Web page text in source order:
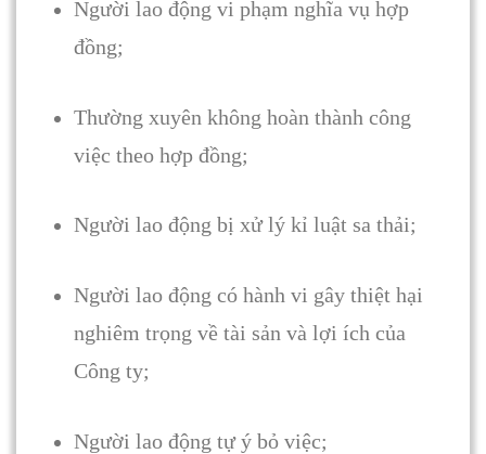
Người lao động vi phạm nghĩa vụ hợp
đồng;
Thường xuyên không hoàn thành công
việc theo hợp đồng;
Người lao động bị xử lý kỉ luật sa thải;
Người lao động có hành vi gây thiệt hại
nghiêm trọng về tài sản và lợi ích của
Công ty;
Người lao động tự ý bỏ việc;